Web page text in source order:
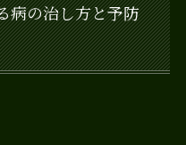
病の治し方と予防